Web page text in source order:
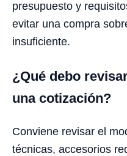
presupuesto y
evitar una compra
insuficiente.
¿Qué debo
una cotización?
Conviene revisar el
técnicas, accesorios